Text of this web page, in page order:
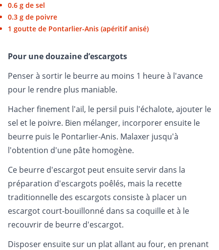
0.6 g de sel
0.3 g de poivre
1 goutte de Pontarlier-Anis (apéritif anisé)
Pour une douzaine d’escargots
Penser à sortir le beurre au moins 1 heure à l'avance
pour le rendre plus maniable.
Hacher finement l'ail, le persil puis l'échalote, ajouter le
sel et le poivre. Bien mélanger, incorporer ensuite le
beurre puis le Pontarlier-Anis. Malaxer jusqu'à
l'obtention d'une pâte homogène.
Ce beurre d'escargot peut ensuite servir dans la
préparation d'escargots poêlés, mais la recette
traditionnelle des escargots consiste à placer un
escargot court-bouillonné dans sa coquille et à le
recouvrir de beurre d'escargot.
Disposer ensuite sur un plat allant au four, en prenant